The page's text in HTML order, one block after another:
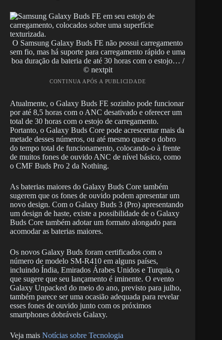
O Samsung Galaxy Buds FE não possui carregamento
sem fio, mas há suporte para carregamento rápido e uma
boa duração da bateria de até 30 horas com o estojo… /
© nextpit
CONTINUA APÓS A PUBLICIDADE
Atualmente, o Galaxy Buds FE sozinho pode funcionar
por até 8,5 horas com o ANC desativado e oferecer um
total de 30 horas com o estojo de carregamento.
Portanto, o Galaxy Buds Core pode acrescentar mais da
metade desses números, ou até mesmo quase o dobro
do tempo total de funcionamento, colocando-o à frente
de muitos fones de ouvido ANC de nível básico, como
o CMF Buds Pro 2 da Nothing.
As baterias maiores do Galaxy Buds Core também
sugerem que os fones de ouvido podem apresentar um
novo design. Com o Galaxy Buds 3 (Pro) apresentando
um design de haste, existe a possibilidade de o Galaxy
Buds Core também adotar um formato alongado para
acomodar as baterias maiores.
Os novos Galaxy Buds foram certificados com o
número de modelo SM-R410 em alguns países,
incluindo Índia, Emirados Árabes Unidos e Turquia, o
que sugere que seu lançamento é iminente. O evento
Galaxy Unpacked do meio do ano, previsto para julho,
também parece ser uma ocasião adequada para revelar
esses fones de ouvido junto com os próximos
smartphones dobráveis Galaxy.
Veja mais Notícias sobre Tecnologia